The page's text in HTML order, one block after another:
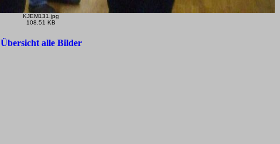
KJEM131.jpg
108.51 KB
Übersicht alle Bilder